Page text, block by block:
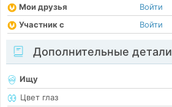
Мои друзья
Войти
Участник с
Войти
Дополнительные детали
Ищу
Цвет глаз